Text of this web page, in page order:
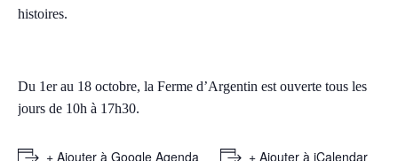
histoires.
Du 1er au 18 octobre, la Ferme d’Argentin est ouverte tous les
jours de 10h à 17h30.
+ Ajouter à Google Agenda + Ajouter à iCalendar